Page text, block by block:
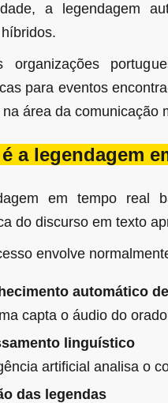
a legendagem
organizações
para eventos
área da comunicação
a legendagem
em tempo real
do discurso em texto
envolve
automático
capta o áudio do
linguístico
artificial analisa o
das legendas